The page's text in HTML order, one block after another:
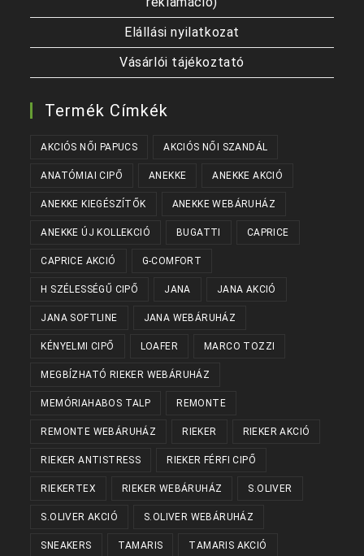
Elállási nyilatkozat
Vásárlói tájékoztató
Termék Címkék
AKCIÓS NŐI PAPUCS AKCIÓS NŐI SZANDÁL
ANATÓMIAI CIPŐ ANEKKE ANEKKE AKCIÓ
ANEKKE KIEGÉSZÍTŐK ANEKKE WEBÁRUHÁZ
ANEKKE ÚJ KOLLEKCIÓ BUGATTI CAPRICE
CAPRICE AKCIÓ G-COMFORT
H SZÉLESSÉGŰ CIPŐ JANA JANA AKCIÓ
JANA SOFTLINE JANA WEBÁRUHÁZ
KÉNYELMI CIPŐ LOAFER MARCO TOZZI
MEGBÍZHATÓ RIEKER WEBÁRUHÁZ
MEMÓRIAHABOS TALP REMONTE
REMONTE WEBÁRUHÁZ RIEKER RIEKER AKCIÓ
RIEKER ANTISTRESS RIEKER FÉRFI CIPŐ
RIEKERTEX RIEKER WEBÁRUHÁZ S.OLIVER
S.OLIVER AKCIÓ S.OLIVER WEBÁRUHÁZ
SNEAKERS TAMARIS TAMARIS AKCIÓ